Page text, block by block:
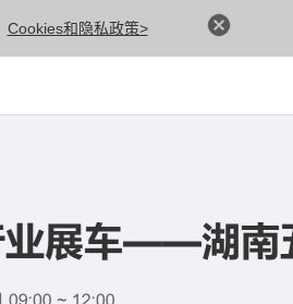
Cookies和隐私政策>